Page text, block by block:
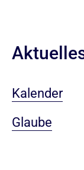
Kalender
Glaube